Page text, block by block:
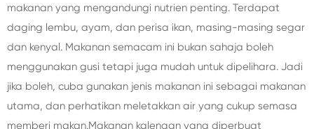
makanan yang mengandungi nutrien penting. Terdapat
daging lembu, ayam, dan perisa ikan, masing-masing segar
dan kenyal. Makanan semacam ini bukan sahaja boleh
menggunakan gusi tetapi juga mudah untuk dipelihara. Jadi
jika boleh, cuba gunakan jenis makanan ini sebagai makanan
utama, dan perhatikan meletakkan air yang cukup semasa
memberi makan.Makanan kalengan yang diperbuat